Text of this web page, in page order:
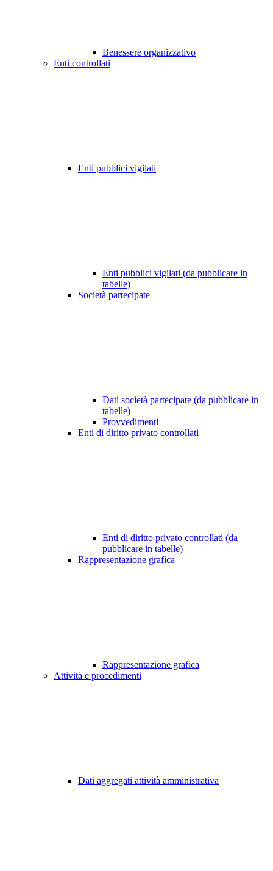
Benessere organizzativo
Enti controllati
Enti pubblici vigilati
Enti pubblici vigilati (da pubblicare in
tabelle)
Società partecipate
Dati società partecipate (da pubblicare in
tabelle)
Provvedimenti
Enti di diritto privato controllati
Enti di diritto privato controllati (da
pubblicare in tabelle)
Rappresentazione grafica
Rappresentazione grafica
Attività e procedimenti
Dati aggregati attività amministrativa